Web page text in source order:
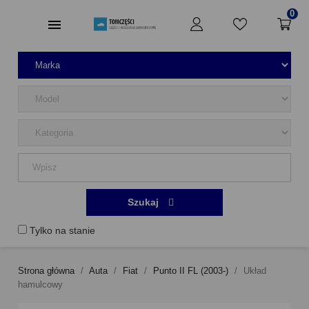
0
Tylko na stanie
Szukaj
Strona główna Auta Fiat Punto II FL (2003-)
Układ
hamulcowy